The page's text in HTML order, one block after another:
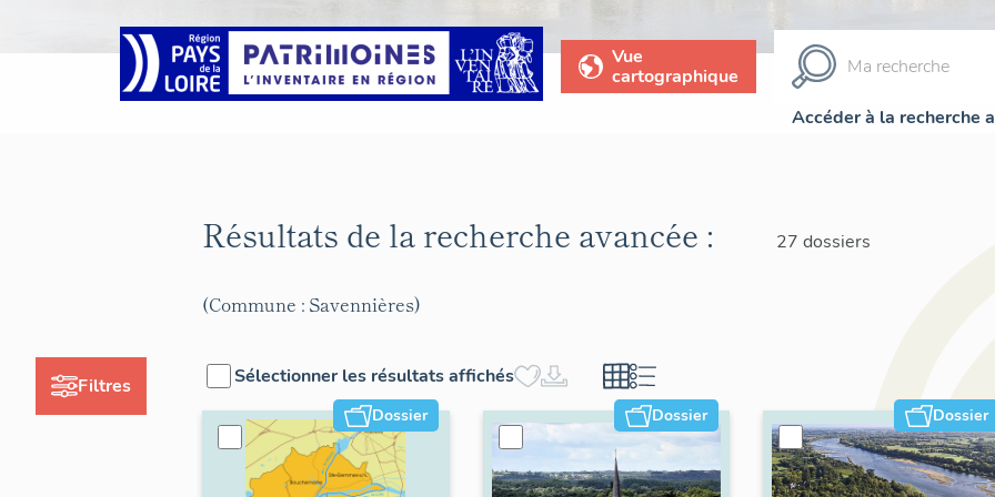
Vue
cartographique
Accéder à la recherche
Filtres
Résultats de la recherche avancée : 27 dossiers
(Commune : Savennières)
Sélectionner les résultats affichés
Dossier Dossier Dossier